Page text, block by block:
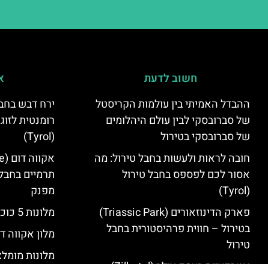
חשוב לדעת
ההבדל האמיתי בין עולמות הקריסטל
של סברובסקי לבין עולם היהלומים
של סברובסקי בטירול
חובה לראות ולעשות בחבל טירול: מה
אסור לכם לפספס בחבל טירול
(Tyrol)
פארק הדינוזאורים (Triassic Park)
בטירול – חווית פרהיסטורית בחבל
טירול
ירח דבש
רומנטית
(Tyrol)
תרמיים
מפנק
מלונות 5 כוכבים בחבל טירול
מלון אקווה
מלונות